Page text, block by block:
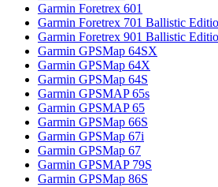
Garmin Foretrex 601
Garmin Foretrex 701 Ballistic
Garmin Foretrex 901 Ballistic
Garmin GPSMap 64SX
Garmin GPSMap 64X
Garmin GPSMap 64S
Garmin GPSMAP 65s
Garmin GPSMAP 65
Garmin GPSMap 66S
Garmin GPSMap 67i
Garmin GPSMap 67
Garmin GPSMAP 79S
Garmin GPSMap 86S